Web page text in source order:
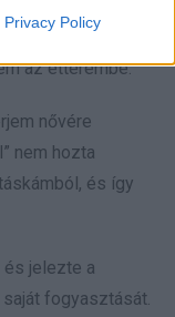
Privacy Policy
Gyorsan
az étterembe.
nővére
nem hozta
és így
és jelezte a
fogyasztását.